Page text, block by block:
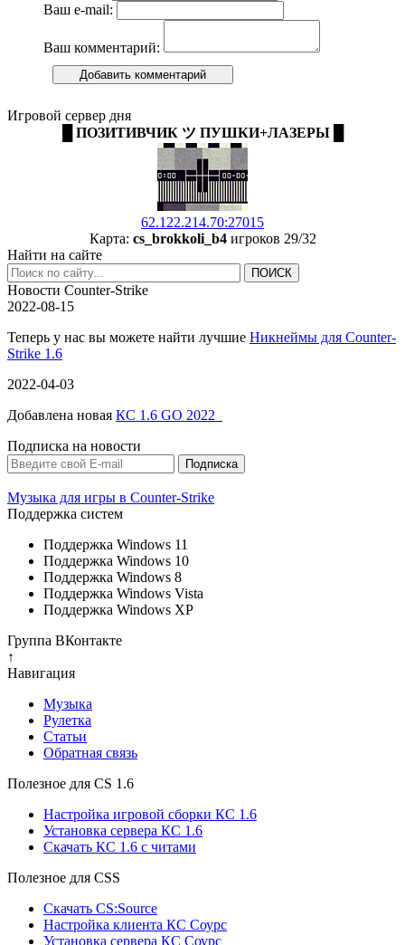
Ваш e-mail:
Ваш комментарий:
Добавить комментарий
Игровой сервер дня
█ ПОЗИТИВЧИК ツ ПУШКИ+ЛАЗЕРЫ █
62.122.214.70:27015
Карта: cs_brokkoli_b4игроков 29/32
Найти на сайте
Новости Counter-Strike
2022-08-15
Теперь у нас вы можете найти лучшие Никнеймы для Counter-
Strike 1.6
2022-04-03
Добавлена новая КС 1.6 GO 2022
Подписка на новости
Музыка для игры в Counter-Strike
Поддержка систем
Поддержка Windows 11
Поддержка Windows 10
Поддержка Windows 8
Поддержка Windows Vista
Поддержка Windows XP
Группа ВКонтакте
↑
Навигация
Музыка
Рулетка
Cтатьи
Обратная связь
Полезное для CS 1.6
Настройка игровой сборки КС 1.6
Установка сервера КС 1.6
Скачать КС 1.6 с читами
Полезное для CSS
Скачать CS:Source
Настройка клиента КС Cоурс
Установка сервера КС Соурс